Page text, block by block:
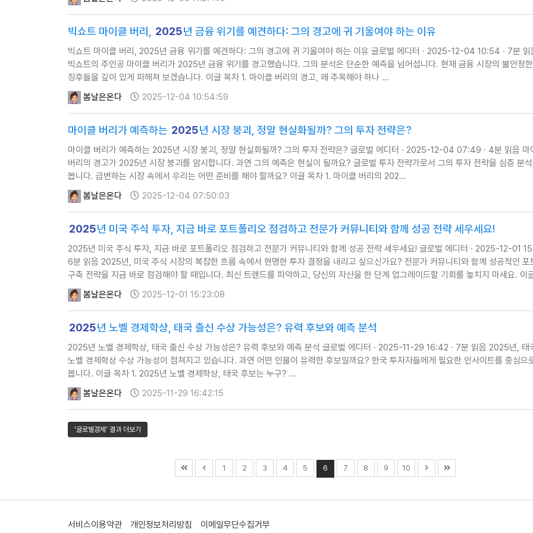
빅쇼트 마이클 버리, 2025년 금융 위기를 예견하다: 그의 경고에 귀 기울여야 하는 이유
빅쇼트 마이클 버리, 2025년 금융 위기를 예견하다: 그의 경고에 귀 기울여야 하는 이유 글로벌 에디터 · 2025-12-04 10:54 · 7분 읽
빅쇼트의 주인공 마이클 버리가 2025년 금융 위기를 경고했습니다. 그의 분석은 단순한 예측을 넘어섭니다. 현재 금융 시장의 불안정한
징후들을 깊이 있게 파헤쳐 보겠습니다. 이글 목차 1. 마이클 버리의 경고, 왜 주목해야 하나 …
봄날은온다
2025-12-04 10:54:59
마이클 버리가 예측하는 2025년 시장 붕괴, 정말 현실화될까? 그의 투자 전략은?
마이클 버리가 예측하는 2025년 시장 붕괴, 정말 현실화될까? 그의 투자 전략은? 글로벌 에디터 · 2025-12-04 07:49 · 4분 읽음 마
버리의 경고가 2025년 시장 붕괴를 암시합니다. 과연 그의 예측은 현실이 될까요? 글로벌 투자 전략가로서 그의 투자 전략을 심층 분석
봅니다. 급변하는 시장 속에서 우리는 어떤 준비를 해야 할까요? 이글 목차 1. 마이클 버리의 202…
봄날은온다
2025-12-04 07:50:03
2025년 미국 주식 투자, 지금 바로 포트폴리오 점검하고 전문가 커뮤니티와 함께 성공 전략 세우세요!
2025년 미국 주식 투자, 지금 바로 포트폴리오 점검하고 전문가 커뮤니티와 함께 성공 전략 세우세요! 글로벌 에디터 · 2025-12-01
6분 읽음 2025년, 미국 주식 시장의 복잡한 흐름 속에서 현명한 투자 결정을 내리고 싶으신가요? 전문가 커뮤니티와 함께 성공적인 포
구축 전략을 지금 바로 점검해야 할 때입니다. 최신 트렌드를 파악하고, 당신의 자산을 한 단계 업그레이드할 기회를 놓치지 마세요. 이
봄날은온다
2025-12-01 15:23:08
2025년 노벨 경제학상, 태국 출신 수상 가능성은? 유력 후보와 예측 분석
2025년 노벨 경제학상, 태국 출신 수상 가능성은? 유력 후보와 예측 분석 글로벌 에디터 · 2025-11-29 16:42 · 7분 읽음 2025년, 태
노벨 경제학상 수상 가능성이 점쳐지고 있습니다. 과연 어떤 인물이 유력한 후보일까요? 한국 투자자들에게 필요한 인사이트를 중심으
봅니다. 이글 목차 1. 2025년 노벨 경제학상, 태국 후보는 누구? …
봄날은온다
2025-11-29 16:42:15
'글로벌경제' 결과 더보기
1 2 3 4 5 6 7 8 9 10
서비스이용약관 개인정보처리방침 이메일무단수집거부